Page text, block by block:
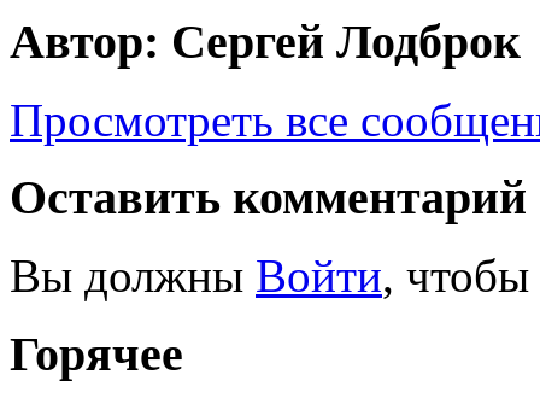
Автор: Сергей Лодброк
Просмотреть все
Оставить комментарий
Вы должны Войти, чтобы
Горячее